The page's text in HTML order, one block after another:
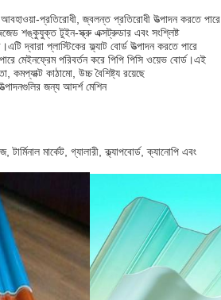
প্রতিরোধী, জ্বলন্ত প্রতিরোধী উত্পাদন করতে পারে
শঙ্কুযুক্ত টুইন-স্ক্রু এক্সট্রুডার এবং সংশ্লিষ্ট
দ্বারা প্লাস্টিকের ফ্ল্যাট বোর্ড উত্পাদন করতে পারে
মেইনফ্রেম পরিবর্তন করে পিপি পিসি ওয়েভ বোর্ড।এই
কমপ্যাক্ট কাঠামো, উচ্চ বৈশিষ্ট্য রয়েছে
জন্য আদর্শ মেশিন
মার্কেট, গ্যালারী, ক্ল্যাপবোর্ড, ক্যানোপি এবং